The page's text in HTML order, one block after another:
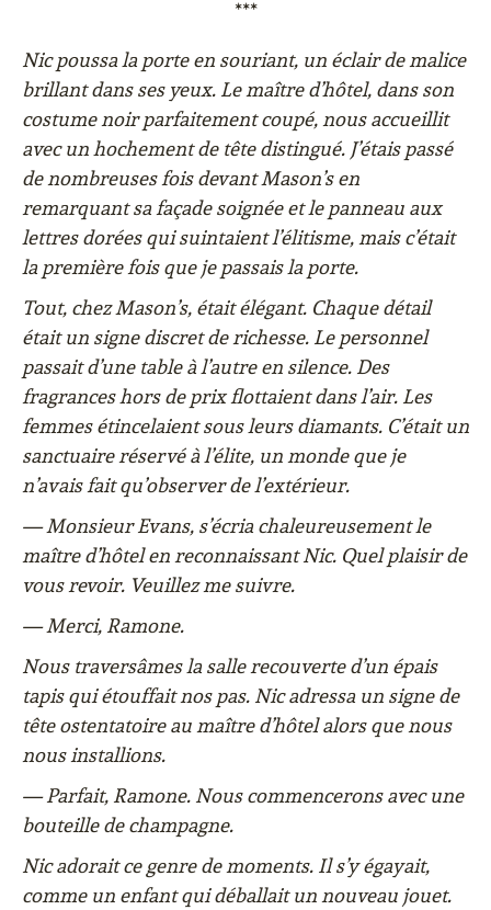
***
Nic poussa la porte en souriant, un éclair de malice
brillant dans ses yeux. Le maître d’hôtel, dans son
costume noir parfaitement coupé, nous accueillit
avec un hochement de tête distingué. J’étais passé
de nombreuses fois devant Mason’s en
remarquant sa façade soignée et le panneau aux
lettres dorées qui suintaient l’élitisme, mais c’était
la première fois que je passais la porte.
Tout, chez Mason’s, était élégant. Chaque détail
était un signe discret de richesse. Le personnel
passait d’une table à l’autre en silence. Des
fragrances hors de prix flottaient dans l’air. Les
femmes étincelaient sous leurs diamants. C’était un
sanctuaire réservé à l’élite, un monde que je
n’avais fait qu’observer de l’extérieur.
— Monsieur Evans, s’écria chaleureusement le
maître d’hôtel en reconnaissant Nic. Quel plaisir de
vous revoir. Veuillez me suivre.
— Merci, Ramone.
Nous traversâmes la salle recouverte d’un épais
tapis qui étouffait nos pas. Nic adressa un signe de
tête ostentatoire au maître d’hôtel alors que nous
nous installions.
— Parfait, Ramone. Nous commencerons avec une
bouteille de champagne.
Nic adorait ce genre de moments. Il s’y égayait,
comme un enfant qui déballait un nouveau jouet.